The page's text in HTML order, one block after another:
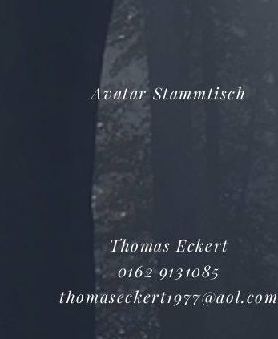
Avatar Stammtisch
Thomas Eckert
0162 9131085
thomaseckert1977@aol.com